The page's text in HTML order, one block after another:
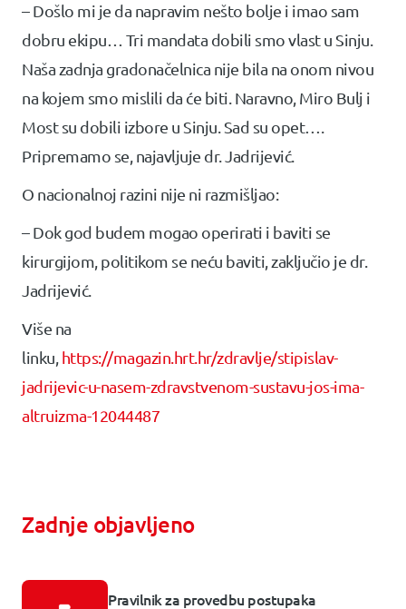
Zadnje objavljeno
Pravilnik za provedbu postupaka
– Došlo mi je da napravim nešto bolje i imao sam
dobru ekipu… Tri mandata dobili smo vlast u Sinju.
Naša zadnja gradonačelnica nije bila na onom nivou
na kojem smo mislili da će biti. Naravno, Miro Bulj i
Most su dobili izbore u Sinju. Sad su opet….
Pripremamo se, najavljuje dr. Jadrijević.
O nacionalnoj razini nije ni razmišljao:
– Dok god budem mogao operirati i baviti se
kirurgijom, politikom se neću baviti, zaključio je dr.
Jadrijević.
Više na
linku, https://magazin.hrt.hr/zdravlje/stipislav-
jadrijevic-u-nasem-zdravstvenom-sustavu-jos-ima-
altruizma-12044487